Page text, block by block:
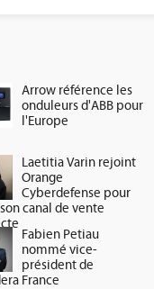
Arrow référence les
onduleurs d'ABB pour
l'Europe
Laetitia Varin rejoint
Orange
Cyberdefense pour
canal de vente
Fabien Petiau
nommé vice-
président de
France